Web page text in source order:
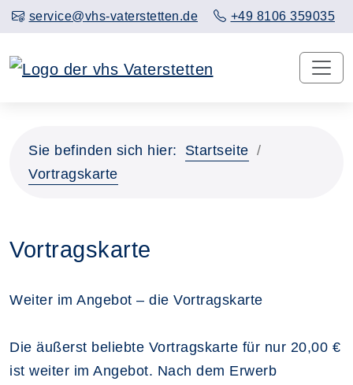
service@vhs-vaterstetten.de +49 8106 359035
Sie befinden sich hier:
Startseite
Vortragskarte
Vortragskarte
Weiter im Angebot – die Vortragskarte
Die äußerst beliebte Vortragskarte für nur 20,00 €
ist weiter im Angebot. Nach dem Erwerb